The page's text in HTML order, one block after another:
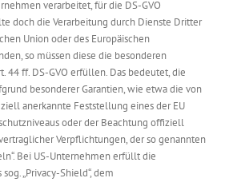
verarbeitet, für die DS-GVO
doch die Verarbeitung durch Dienste Dritter
Union oder des Europäischen
so müssen diese die besonderen
44 ff. DS-GVO erfüllen. Das bedeutet, die
besonderer Garantien, wie etwa die von
anerkannte Feststellung eines der EU
oder der Beachtung offiziell
Verpflichtungen, der so genannten
Bei US-Unternehmen erfüllt die
„Privacy-Shield“, dem